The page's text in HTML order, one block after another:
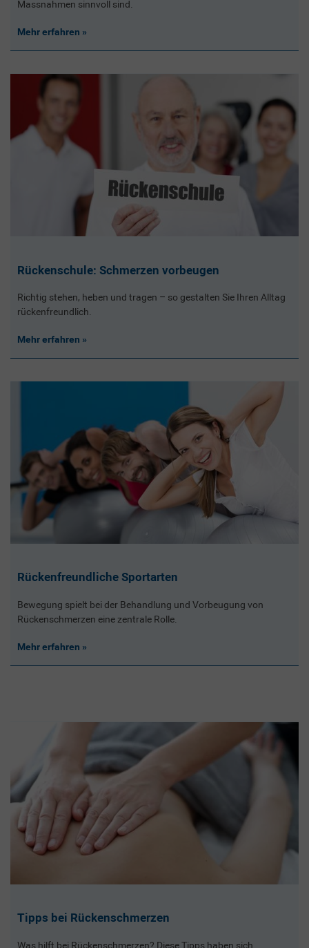
Massnahmen sinnvoll sind.
Mehr erfahren
Rückenschule: Schmerzen vorbeugen
Richtig stehen, heben und tragen – so gestalten Sie Ihren Alltag
rückenfreundlich.
Mehr erfahren
Rückenfreundliche Sportarten
Bewegung spielt bei der Behandlung und Vorbeugung von
Rückenschmerzen eine zentrale Rolle.
Mehr erfahren
Tipps bei Rückenschmerzen
Was hilft bei Rückenschmerzen? Diese Tipps haben sich